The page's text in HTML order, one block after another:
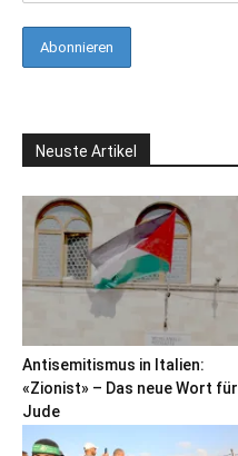
Neuste Artikel
Antisemitismus in Italien:
«Zionist» – Das neue Wort für
Jude